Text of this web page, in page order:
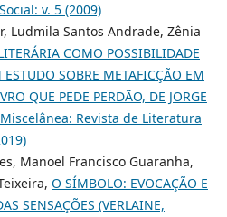
v. 5 (2009)
Ludmila Santos Andrade, Zênia
COMO POSSIBILIDADE
SOBRE METAFICÇÃO EM
QUE PEDE PERDÃO, DE JORGE
Miscelânea: Revista de Literatura
Manoel Francisco Guaranha,
O SÍMBOLO: EVOCAÇÃO E
SENSAÇÕES (VERLAINE,